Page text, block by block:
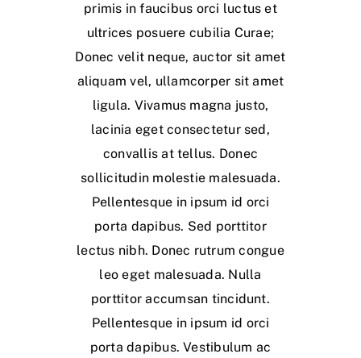
primis in faucibus orci luctus et
ultrices posuere cubilia Curae;
Donec velit neque, auctor sit amet
aliquam vel, ullamcorper sit amet
ligula. Vivamus magna justo,
lacinia eget consectetur sed,
convallis at tellus. Donec
sollicitudin molestie malesuada.
Pellentesque in ipsum id orci
porta dapibus. Sed porttitor
lectus nibh. Donec rutrum congue
leo eget malesuada. Nulla
porttitor accumsan tincidunt.
Pellentesque in ipsum id orci
porta dapibus. Vestibulum ac